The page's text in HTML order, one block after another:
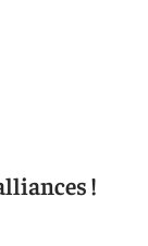
!